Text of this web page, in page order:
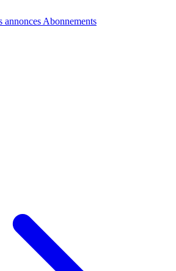
annonces Abonnements